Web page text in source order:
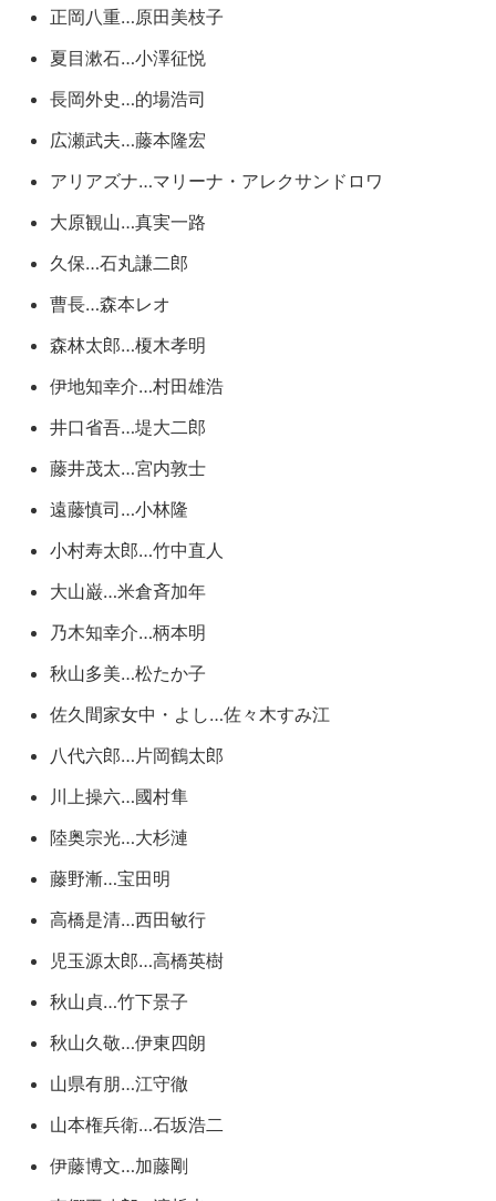
正岡八重…原田美枝子
夏目漱石…小澤征悦
長岡外史…的場浩司
広瀬武夫…藤本隆宏
アリアズナ…マリーナ・アレクサンドロワ
大原観山…真実一路
久保…石丸謙二郎
曹長…森本レオ
森林太郎…榎木孝明
伊地知幸介…村田雄浩
井口省吾…堤大二郎
藤井茂太…宮内敦士
遠藤慎司…小林隆
小村寿太郎…竹中直人
大山巌…米倉斉加年
乃木知幸介…柄本明
秋山多美…松たか子
佐久間家女中・よし…佐々木すみ江
八代六郎…片岡鶴太郎
川上操六…國村隼
陸奥宗光…大杉漣
藤野漸…宝田明
高橋是清…西田敏行
児玉源太郎…高橋英樹
秋山貞…竹下景子
秋山久敬…伊東四朗
山県有朋…江守徹
山本権兵衛…石坂浩二
伊藤博文…加藤剛